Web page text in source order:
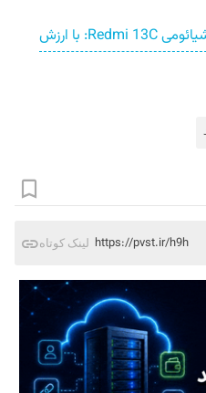
نگاهی نزدیک به گوشی شیائومی Redmi 13C: با ارزش
لینک کوتاه https://pvst.ir/h9h